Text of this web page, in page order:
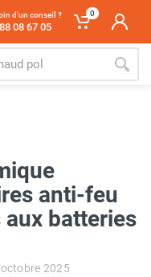
d'un conseil ?
08 67 05
0
anti-feu
batteries
2025